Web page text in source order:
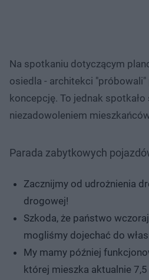
Na spotkaniu dotyczącym
osiedla - architekci
koncepcję. To jednak spotkało
niezadowoleniem
Parada zabytkowych
Zacznijmy od udrożnienia
drogowej!
Szkoda, że państwo
mogliśmy dojechać do
My mamy później
której mieszka aktualnie